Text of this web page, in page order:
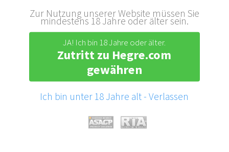
Zur Nutzung unserer Website müssen Sie
mindestens 18 Jahre oder älter sein.
JA! Ich bin 18 Jahre oder älter.
Zutritt zu Hegre.com
gewähren
Ich bin unter 18 Jahre alt - Verlassen